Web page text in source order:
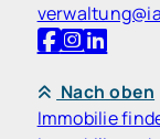
Nach oben
Immobilie